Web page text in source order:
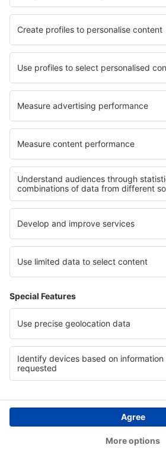
(secção: Contacto). A retirada
até a permissão ser retirada.
é retirado, o Administrador de
ainda há base para o
para fins de defesa contra
através da indicação de que o
permissão foi exercido) e
pessoais são processados,
secção 1 alínea f) do RGPD (ver
caso do chamado interesse
de Dados, poderá contestar a
razões relacionadas a uma
processamento de dados
poderá tratar os dados
justificadas para o
aos interesses, leis e liberdades
são tratados, ou bases para
prossecução ou defesa contra
O mais importante é que, nos
de dados pessoais, conforme o
alínea f) do RGPD (ver detalhes
martketing da eSky, a
justificada por uma situação
Administrador de Dados não